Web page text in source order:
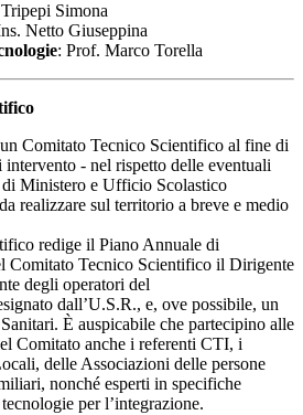
Simona
Netto Giuseppina
: Prof. Marco Torella
Comitato Tecnico Scientifico al fine di
- nel rispetto delle eventuali
Ministero e Ufficio Scolastico
realizzare sul territorio a breve e medio
redige il Piano Annuale di
Comitato Tecnico Scientifico il Dirigente
degli operatori del
dall’U.S.R., e, ove possibile, un
È auspicabile che partecipino alle
Comitato anche i referenti CTI, i
delle Associazioni delle persone
nonché esperti in specifiche
per l’integrazione.